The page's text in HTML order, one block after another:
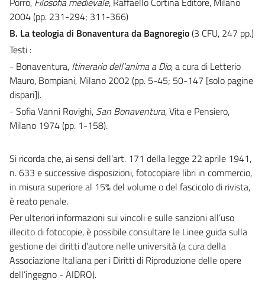
2004 (pp. 231-294; 311-366)
B. La teologia di Bonaventura da Bagnoregio(3 CFU, 247 pp.)
Testi :
- Bonaventura, Itinerario dell’anima a Dio, a cura di Letterio
Mauro, Bompiani, Milano 2002 (pp. 5-45; 50-147 [solo pagine
dispari]).
- Sofia Vanni Rovighi, San Bonaventura, Vita e Pensiero,
Milano 1974 (pp. 1-158).
Si ricorda che, ai sensi dell’art. 171 della legge 22 aprile 1941,
n. 633 e successive disposizioni, fotocopiare libri in commercio,
in misura superiore al 15% del volume o del fascicolo di rivista,
è reato penale.
Per ulteriori informazioni sui vincoli e sulle sanzioni all’uso
illecito di fotocopie, è possibile consultare le Linee guida sulla
gestione dei diritti d’autore nelle università (a cura della
Associazione Italiana per i Diritti di Riproduzione delle opere
dell’ingegno - AIDRO).